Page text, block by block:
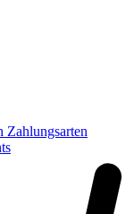
Zahlungsarten